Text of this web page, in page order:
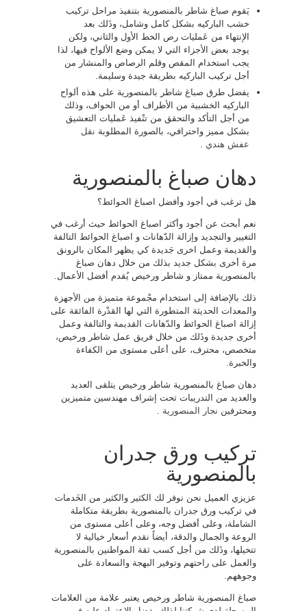
يَقوم صباغ شاطر بالمنصورية بتنفيذ مراحل تركيب
خشب الباركيه بشكل كامل وشامل، وذَلك بعد
الإنتهاء من عَمليات رص الخط الأول والثاني، ولكن
يوجد بعض الأجزاء التي لا يمكن وضع الألواح فيها، لذا
يجب استخدام المقص وقلم الرصاص والمنشار من
أجل تركيب الباركيه بطريقة جيدة وسليمة.
يفضل طرق صباغ شاطر بالمنصورية على هذه ألواح
الباركيه الخشبية من الأطراف أو من الحواف، وذلك
من أجل التأكد والتحقق من تنْفيذ عَمليات التعشيق
بشكل مميز واحترافي، بالصورة المطلوبة نقل
عفش هندي
دهان صباغ بالمنصورية
هل ترغب في أجود وأفضل اصباغ الحوائط؟
نعم أبحث عن أجود وأكثر اصباغ الحوائط حيث أرغب في
التغيير والتجديد وإزالة الدّهانات و اصباغ الحوائط التالفة
والقديمة وعمل اخرى جَديدة كي يظهر المكان بالرونق
مرة أخرى بشكل جديد بذلك من خلال دهان صباغ
بالمنصورية ممتاز و شاطر ورخيص يُقدم أفضل الأعمال.
ذلك بالإضافة إلى استخدام مجْموعة متميزة من الأجهزة
والمعدات الحديثة المتطورة التي لها القدْرة الفائقة على
إزالة اصباغ الحوائط والدّهانات القديمة والتالفة وعمل
أخرى جديدة وذَلك من خلال فريق عمل شاطر ورخيص،
متخصص، محترف، على أعلى مستوى من الكفاءة
والخبرة.
دهان صباغ بالمنصورية شاطر ورخيص يتلقى العديد
والعديد من التدريبات تحت إشراف مهندسين متميزين
ومحترفين نجار المنصورية
تركيب ورق جدران
بالمنصورية
عزيزي العميل نحن نوفر لك الكثير والكثير من الخَدمات
في تركيب ورق جدران بالمنصورية بطريقة متكاملة
الشاملة، وعلى أفضل وجه، وعلى أعلى مستوى من
الروعة والجمال والدقة، أيضاً نقدم أسعار خيالية لا
تتخيلها، وذَلك من أجل كسب ثقة المواطنين بالمنصورية
والعمل على راحتهم وتوفير البهجة والسعادة على
وجوههم.
صباغ المنصورية شاطر ورخيص يعتبر علامة من العلامات